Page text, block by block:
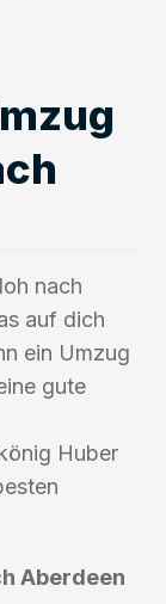
nach
auf dich
ein Umzug
gute
Huber
Aberdeen